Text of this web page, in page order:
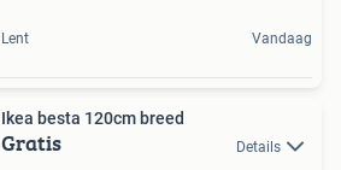
Lent Vandaag
Ikea besta 120cm breed
Gratis Details